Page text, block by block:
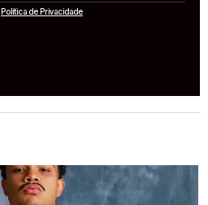
Política de Privacidade